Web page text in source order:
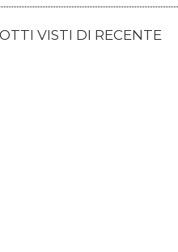
VISTI DI RECENTE